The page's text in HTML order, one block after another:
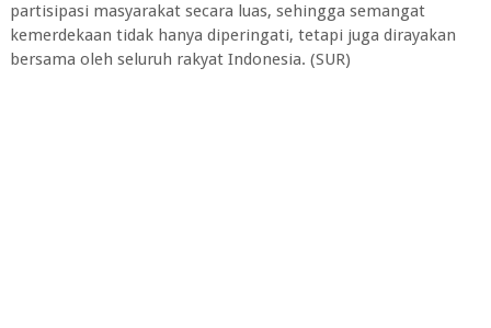
partisipasi masyarakat secara luas, sehingga semangat
kemerdekaan tidak hanya diperingati, tetapi juga dirayakan
bersama oleh seluruh rakyat Indonesia. (SUR)